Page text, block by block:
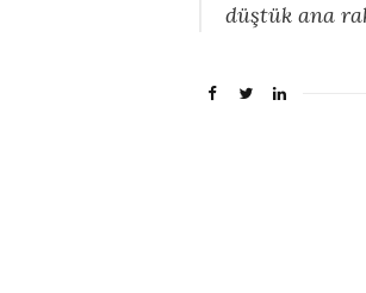
düştük ana